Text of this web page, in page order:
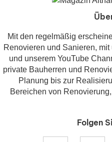
Mit den regelmäßig
Renovieren und Sanieren,
und unserem YouTube
private Bauherren und
Planung bis zur
Bereichen von
Folgen